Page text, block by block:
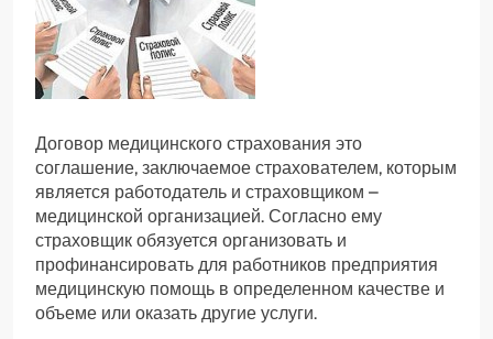
Договор медицинского страхования это
соглашение, заключаемое страхователем, которым
является работодатель и страховщиком –
медицинской организацией. Согласно ему
страховщик обязуется организовать и
профинансировать для работников предприятия
медицинскую помощь в определенном качестве и
объеме или оказать другие услуги.